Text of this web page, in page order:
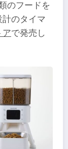
のフードを
のタイマ
アで発売し